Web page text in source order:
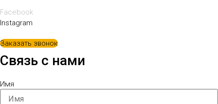
Facebook
Instagram
Заказать звонок
Связь с нами
Имя